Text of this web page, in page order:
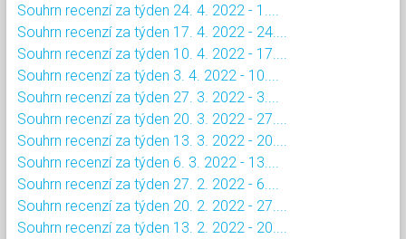
Souhrn recenzí za týden 24. 4. 2022 - 1....
Souhrn recenzí za týden 17. 4. 2022 - 24....
Souhrn recenzí za týden 10. 4. 2022 - 17....
Souhrn recenzí za týden 3. 4. 2022 - 10....
Souhrn recenzí za týden 27. 3. 2022 - 3....
Souhrn recenzí za týden 20. 3. 2022 - 27....
Souhrn recenzí za týden 13. 3. 2022 - 20....
Souhrn recenzí za týden 6. 3. 2022 - 13....
Souhrn recenzí za týden 27. 2. 2022 - 6....
Souhrn recenzí za týden 20. 2. 2022 - 27....
Souhrn recenzí za týden 13. 2. 2022 - 20....